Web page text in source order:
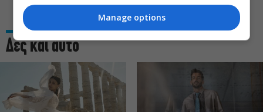
Δες και αυτό
Manage options